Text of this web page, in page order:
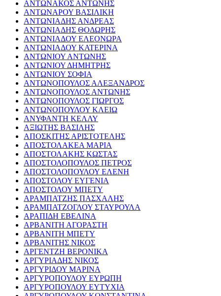
ΑΝΤΩΝΑΚΟΣ ΑΝΤΩΝΗΣ
ΑΝΤΩΝΑΡΟΥ ΒΑΣΙΛΙΚΗ
ΑΝΤΩΝΙΑΔΗΣ ΑΝΔΡΕΑΣ
ΑΝΤΩΝΙΑΔΗΣ ΘΟΔΩΡΗΣ
ΑΝΤΩΝΙΑΔΟΥ ΕΛΕΟΝΩΡΑ
ΑΝΤΩΝΙΑΔΟΥ ΚΑΤΕΡΙΝΑ
ΑΝΤΩΝΙΟΥ ΑΝΤΩΝΗΣ
ΑΝΤΩΝΙΟΥ ΔΗΜΗΤΡΗΣ
ΑΝΤΩΝΙΟΥ ΣΟΦΙΑ
ΑΝΤΩΝΟΠΟΥΛΟΣ ΑΛΕΞΑΝΔΡΟΣ
ΑΝΤΩΝΟΠΟΥΛΟΣ ΑΝΤΩΝΗΣ
ΑΝΤΩΝΟΠΟΥΛΟΣ ΓΙΩΡΓΟΣ
ΑΝΤΩΝΟΠΟΥΛΟΥ ΚΛΕΙΩ
ΑΝΥΦΑΝΤΗ ΚΕΛΛΥ
ΑΞΙΩΤΗΣ ΒΑΣΙΛΗΣ
ΑΠΟΣΚΙΤΗΣ ΑΡΙΣΤΟΤΕΛΗΣ
ΑΠΟΣΤΟΛΑΚΕΑ ΜΑΡΙΑ
ΑΠΟΣΤΟΛΑΚΗΣ ΚΩΣΤΑΣ
ΑΠΟΣΤΟΛΟΠΟΥΛΟΣ ΠΕΤΡΟΣ
ΑΠΟΣΤΟΛΟΠΟΥΛΟΥ ΕΛΕΝΗ
ΑΠΟΣΤΟΛΟΥ ΕΥΓΕΝΙΑ
ΑΠΟΣΤΟΛΟΥ ΜΠΕΤΥ
ΑΡΑΜΠΑΤΖΗΣ ΠΑΣΧΑΛΗΣ
ΑΡΑΜΠΑΤΖΟΓΛΟΥ ΣΤΑΥΡΟΥΛΑ
ΑΡΑΠΙΔΗ ΕΒΕΛΙΝΑ
ΑΡΒΑΝΙΤΗ ΑΓΟΡΑΣΤΗ
ΑΡΒΑΝΙΤΗ ΜΠΕΤΥ
ΑΡΒΑΝΙΤΗΣ ΝΙΚΟΣ
ΑΡΓΕΝΤΖΗ ΒΕΡΟΝΙΚΑ
ΑΡΓΥΡΙΑΔΗΣ ΝΙΚΟΣ
ΑΡΓΥΡΙΔΟΥ ΜΑΡΙΝΑ
ΑΡΓΥΡΟΠΟΥΛΟΥ ΕΥΡΩΠΗ
ΑΡΓΥΡΟΠΟΥΛΟΥ ΕΥΤΥΧΙΑ